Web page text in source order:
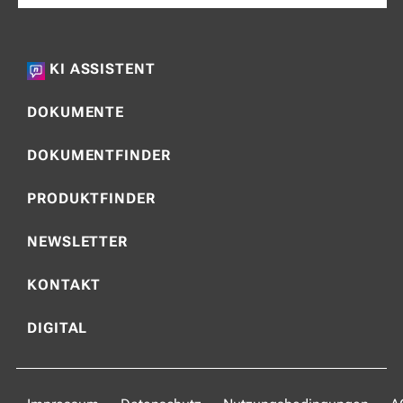
KI ASSISTENT
DOKUMENTE
DOKUMENTFINDER
PRODUKTFINDER
NEWSLETTER
KONTAKT
DIGITAL